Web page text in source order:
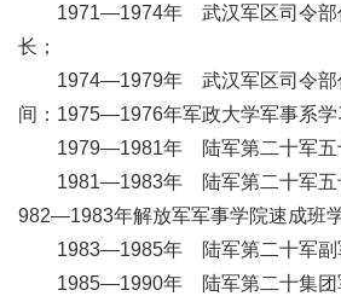
1971—1974年 武汉军区司令部
长；
1974—1979年 武汉军区司令部
间：1975—1976年军政大学军事系学
1979—1981年 陆军第二十军五
1981—1983年 陆军第二十军五
982—1983年解放军军事学院速成班
1983—1985年 陆军第二十军副
1985—1990年 陆军第二十集团